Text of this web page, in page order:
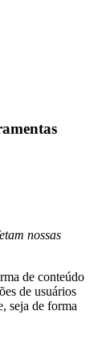
nossas
de conteúdo
de usuários
seja de forma